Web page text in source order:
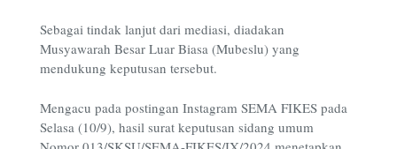
Sebagai tindak lanjut dari mediasi, diadakan
Musyawarah Besar Luar Biasa (Mubeslu) yang
mendukung keputusan tersebut.
Mengacu pada postingan Instagram SEMA FIKES pada
Selasa (10/9), hasil surat keputusan sidang umum